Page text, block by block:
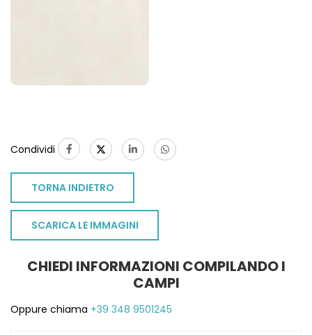
Condividi
TORNA INDIETRO
SCARICA LE IMMAGINI
CHIEDI INFORMAZIONI COMPILANDO I
CAMPI
Oppure chiama +39 348 9501245